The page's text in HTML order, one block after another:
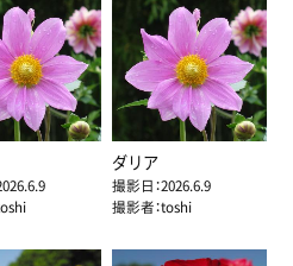
ダリア
撮影日：2026.6.9
撮影者：toshi